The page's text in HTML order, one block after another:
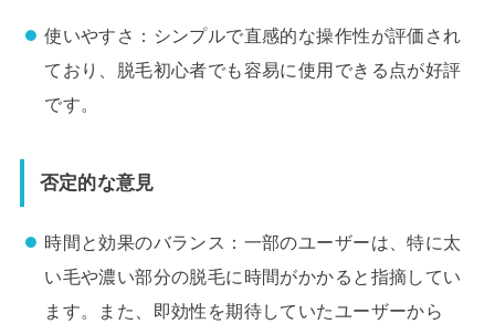
使いやすさ：シンプルで直感的な操作性が評価され
ており、脱毛初心者でも容易に使用できる点が好評
です。
否定的な意見
時間と効果のバランス：一部のユーザーは、特に太
い毛や濃い部分の脱毛に時間がかかると指摘してい
ます。また、即効性を期待していたユーザーから